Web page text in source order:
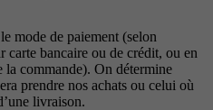
mode de paiement (selon
carte bancaire ou de crédit, ou en
la commande). On détermine
prendre nos achats ou celui où
livraison.